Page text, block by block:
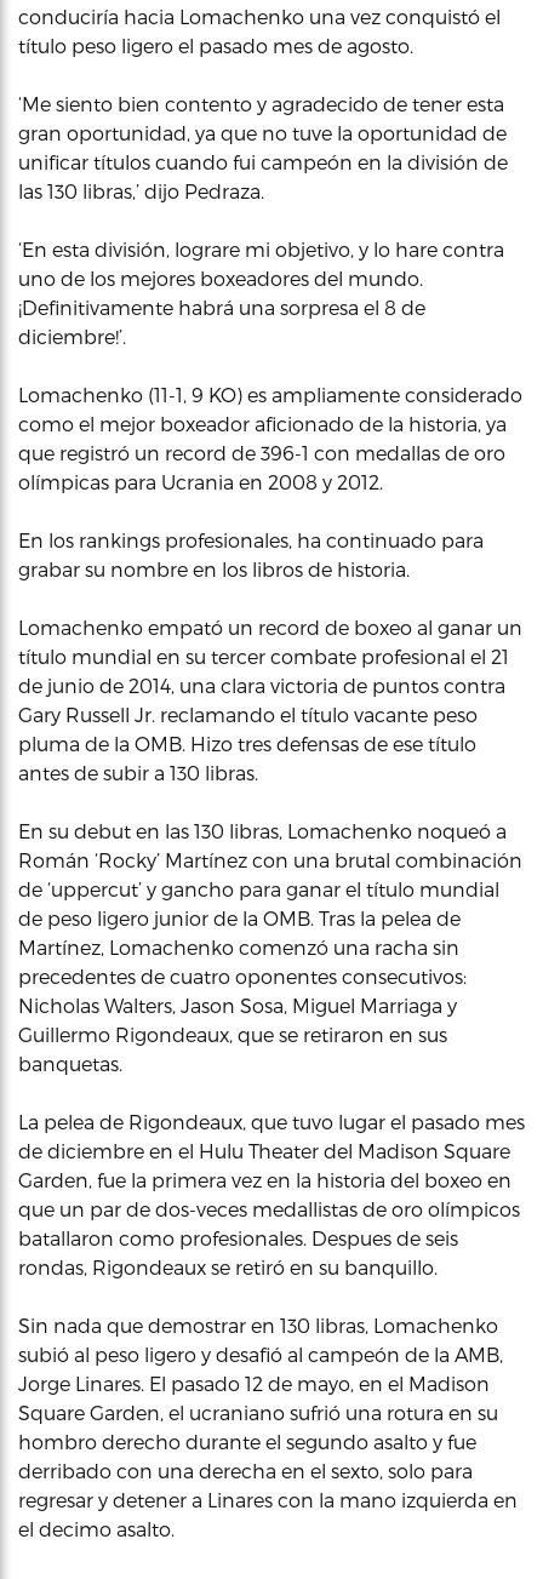
conduciría hacia Lomachenko una vez conquistó el
título peso ligero el pasado mes de agosto.
‘Me siento bien contento y agradecido de tener esta
gran oportunidad, ya que no tuve la oportunidad de
unificar títulos cuando fui campeón en la división de
las 130 libras,’ dijo Pedraza.
‘En esta división, lograre mi objetivo, y lo hare contra
uno de los mejores boxeadores del mundo.
¡Definitivamente habrá una sorpresa el 8 de
diciembre!’.
Lomachenko (11-1, 9 KO) es ampliamente considerado
como el mejor boxeador aficionado de la historia, ya
que registró un record de 396-1 con medallas de oro
olímpicas para Ucrania en 2008 y 2012.
En los rankings profesionales, ha continuado para
grabar su nombre en los libros de historia.
Lomachenko empató un record de boxeo al ganar un
título mundial en su tercer combate profesional el 21
de junio de 2014, una clara victoria de puntos contra
Gary Russell Jr. reclamando el título vacante peso
pluma de la OMB. Hizo tres defensas de ese título
antes de subir a 130 libras.
En su debut en las 130 libras, Lomachenko noqueó a
Román ‘Rocky’ Martínez con una brutal combinación
de ‘uppercut’ y gancho para ganar el título mundial
de peso ligero junior de la OMB. Tras la pelea de
Martínez, Lomachenko comenzó una racha sin
precedentes de cuatro oponentes consecutivos:
Nicholas Walters, Jason Sosa, Miguel Marriaga y
Guillermo Rigondeaux, que se retiraron en sus
banquetas.
La pelea de Rigondeaux, que tuvo lugar el pasado mes
de diciembre en el Hulu Theater del Madison Square
Garden, fue la primera vez en la historia del boxeo en
que un par de dos-veces medallistas de oro olímpicos
batallaron como profesionales. Despues de seis
rondas, Rigondeaux se retiró en su banquillo.
Sin nada que demostrar en 130 libras, Lomachenko
subió al peso ligero y desafió al campeón de la AMB,
Jorge Linares. El pasado 12 de mayo, en el Madison
Square Garden, el ucraniano sufrió una rotura en su
hombro derecho durante el segundo asalto y fue
derribado con una derecha en el sexto, solo para
regresar y detener a Linares con la mano izquierda en
el decimo asalto.